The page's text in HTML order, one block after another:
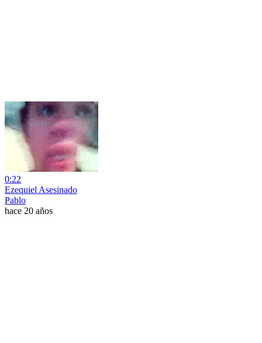
0:22
Ezequiel Asesinado
Pablo
hace 20 años